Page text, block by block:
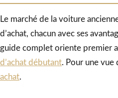
Le marché de la voiture
d’achat, chacun avec ses
guide complet oriente premier
d’achat débutant. Pour une vue
achat.